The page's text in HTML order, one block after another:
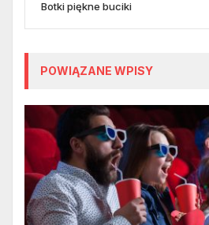
Botki piękne buciki
POWIĄZANE WPISY